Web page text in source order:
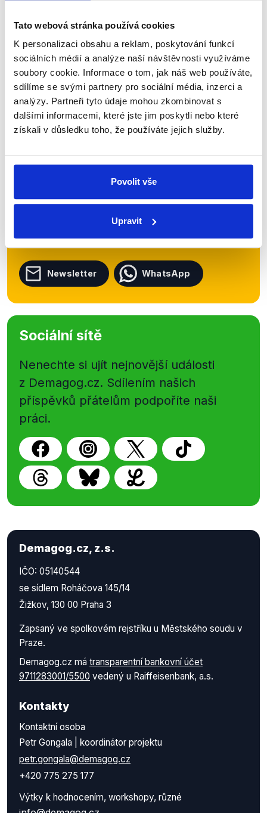
Tato webová stránka používá cookies
K personalizaci obsahu a reklam, poskytování funkcí
sociálních médií a analýze naší návštěvnosti využíváme
soubory cookie. Informace o tom, jak náš web používáte,
sdílíme se svými partnery pro sociální média, inzerci a
analýzy. Partneři tyto údaje mohou zkombinovat s
dalšími informacemi, které jste jim poskytli nebo které
získali v důsledku toho, že používáte jejich služby.
Povolit vše
Upravit
krajské investice nebo využívání...
Číst dál
Zůstaňme v kontaktu
Přihlaste se k odběru našeho
kanálu, kde pravidelně přinášíme
shrnutí nejzajímavějších článků a analýz.
Začněte nás odebírat, a mějte tak
přehled o tom, jaké dezinformace a
nepravdy se zrovna v Česku šíří.
Newsletter WhatsApp
Sociální sítě
Nenechte si ujít nejnovější události
z Demagog.cz. Sdílením našich
příspěvků přátelům podpoříte naši
práci.
Demagog.cz, z.s.
IČO: 05140544
se sídlem Roháčova 145/14
Žižkov, 130 00 Praha 3
Zapsaný ve spolkovém rejstříku u Městského soudu v
Praze.
Demagog.cz má transparentní bankovní účet
9711283001/5500 vedený u Raiffeisenbank, a.s.
Kontakty
Kontaktní osoba
Petr Gongala | koordinátor projektu
petr.gongala@demagog.cz
+420 775 275 177
Výtky k hodnocením, workshopy, různé